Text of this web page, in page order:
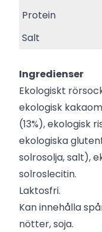
Protein
Salt
Ingredienser
Ekologiskt
ekologisk
(13%), ekologisk
ekologiska
solrosolja, salt),
solroslecitin.
Laktosfri.
Kan innehålla
nötter, soja.